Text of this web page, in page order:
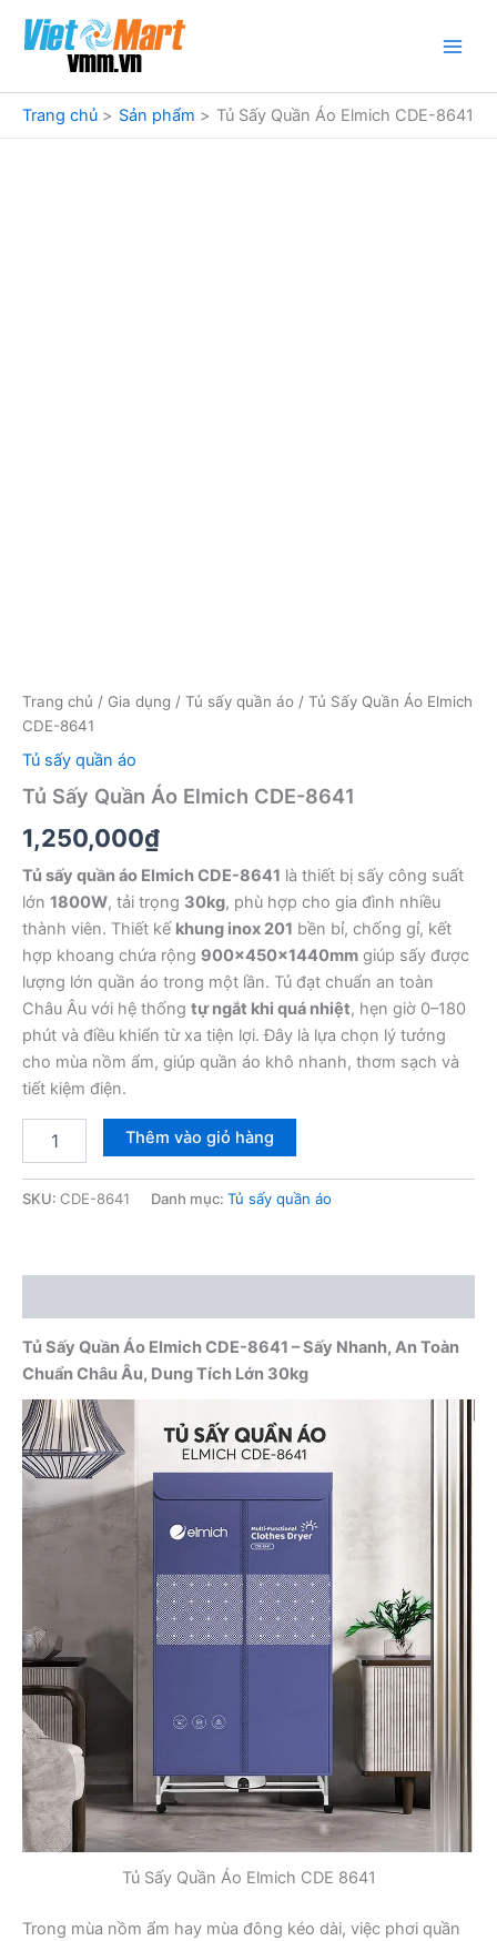
dung
Trang chủ
Sản phẩm Tủ Sấy Quần Áo Elmich CDE-8641
Trang chủ / Gia dụng / Tủ sấy quần áo / Tủ Sấy Quần Áo Elmich
CDE-8641
Tủ sấy quần áo
Tủ Sấy Quần Áo Elmich CDE-8641
1,250,000₫
Tủ sấy quần áo Elmich CDE-8641 là thiết bị sấy công suất
lớn 1800W, tải trọng 30kg, phù hợp cho gia đình nhiều
thành viên. Thiết kế khung inox 201 bền bỉ, chống gỉ, kết
hợp khoang chứa rộng 900x450x1440mm giúp sấy được
lượng lớn quần áo trong một lần. Tủ đạt chuẩn an toàn
Châu Âu với hệ thống tự ngắt khi quá nhiệt, hẹn giờ 0–180
phút và điều khiển từ xa tiện lợi. Đây là lựa chọn lý tưởng
cho mùa nồm ẩm, giúp quần áo khô nhanh, thơm sạch và
tiết kiệm điện.
Áo
Thêm vào giỏ hàng
SKU: CDE-8641 Danh mục: Tủ sấy quần áo
Tủ Sấy Quần Áo Elmich CDE-8641 – Sấy Nhanh, An Toàn
Chuẩn Châu Âu, Dung Tích Lớn 30kg
Tủ Sấy Quần Áo Elmich CDE 8641
Trong mùa nồm ẩm hay mùa đông kéo dài, việc phơi quần